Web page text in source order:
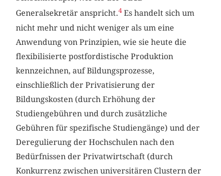
Generalsekretär anspricht.4 Es handelt sich um
nicht mehr und nicht weniger als um eine
Anwendung von Prinzipien, wie sie heute die
flexibilisierte postfordistische Produktion
kennzeichnen, auf Bildungsprozesse,
einschließlich der Privatisierung der
Bildungskosten (durch Erhöhung der
Studiengebühren und durch zusätzliche
Gebühren für spezifische Studiengänge) und der
Deregulierung der Hochschulen nach den
Bedürfnissen der Privatwirtschaft (durch
Konkurrenz zwischen universitären Clustern der